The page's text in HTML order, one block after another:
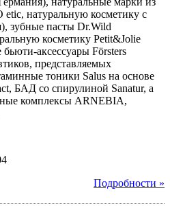
натуральную косметику с
зубные пасты Dr.Wild
косметику Petit&Jolie
аксессуары Försters
представляемых
тоники Salus на основе
БАД со спирулиной Sanatur, а
комплексы ARNEBIA,
Подробности »